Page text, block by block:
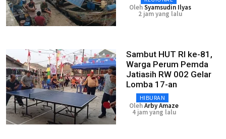
OlehSyamsudin Ilyas
2 jam yang lalu
Sambut HUT RI ke-81,
Warga Perum Pemda
Jatiasih RW 002 Gelar
Lomba 17-an
HIBURAN
OlehArby Amaze
4 jam yang lalu